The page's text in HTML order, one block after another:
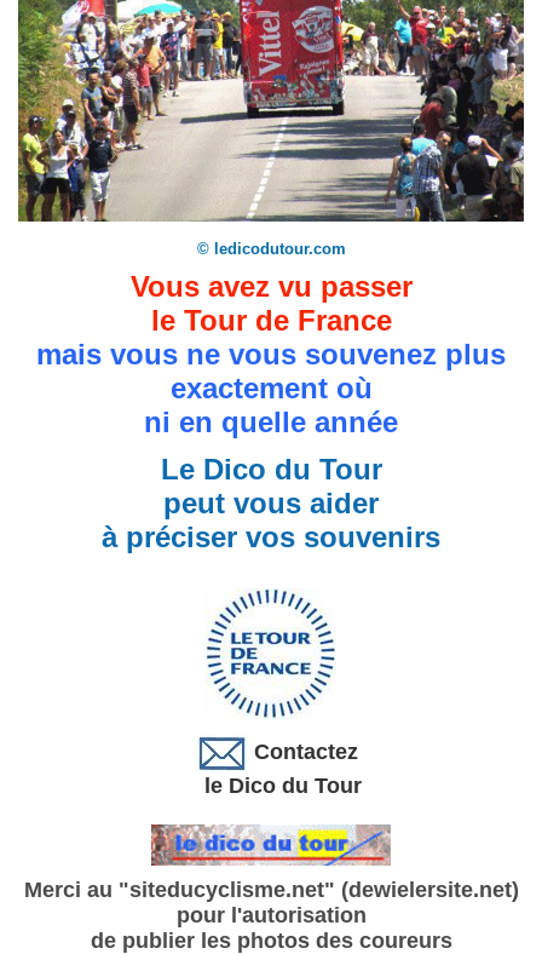
© ledicodutour.com
Vous avez vu passer
le Tour de France
mais vous ne vous souvenez plus
exactement où
ni en quelle année
Le Dico du Tour
peut vous aider
à préciser vos souvenirs
Contactez
le Dico du Tour
Merci au "siteducyclisme.net" (dewielersite.net)
pour l'autorisation
de publier les photos des coureurs